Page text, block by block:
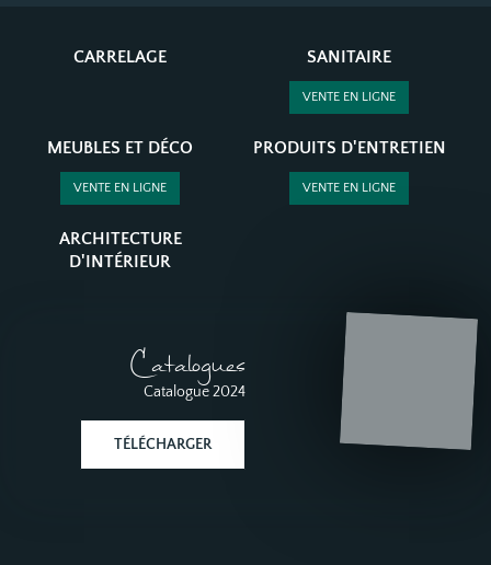
CARRELAGE SANITAIRE
VENTE EN LIGNE
MEUBLES ET DÉCO
VENTE EN LIGNE
PRODUITS D'ENTRETIEN
VENTE EN LIGNE
ARCHITECTURE
D'INTÉRIEUR
Catalogues
Catalogue 2024
TÉLÉCHARGER